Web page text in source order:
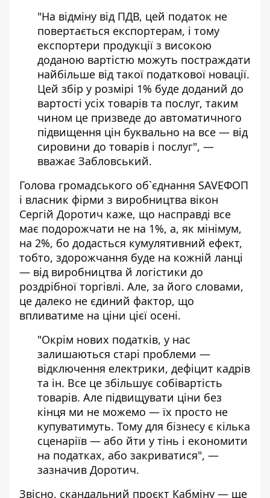
"На відміну від ПДВ, цей податок не
повертається експортерам, і тому
експортери продукції з високою
доданою вартістю можуть постраждати
найбільше від такої податкової новації.
Цей збір у розмірі 1% буде доданий до
вартості усіх товарів та послуг, таким
чином це призведе до автоматичного
підвищення цін буквально на все — від
сировини до товарів і послуг", —
вважає Забловський.
Голова громадського об`єднання SAVEФОП
і власник фірми з виробництва вікон
Сергій Доротич каже, що насправді все
має подорожчати не на 1%, а, як мінімум,
на 2%, бо додасться кумулятивний ефект,
тобто, здорожчання буде на кожній ланці
— від виробництва й логістики до
роздрібної торгівлі. Але, за його словами,
це далеко не єдиний фактор, що
впливатиме на ціни цієї осені.
"Окрім нових податків, у нас
залишаються старі проблеми —
відключення електрики, дефіцит кадрів
та ін. Все це збільшує собівартість
товарів. Але підвищувати ціни без
кінця ми не можемо — їх просто не
купуватимуть. Тому для бізнесу є кілька
сценаріїв — або йти у тінь і економити
на податках, або закриватися", —
зазначив Доротич.
Звісно, скандальний проєкт Кабміну — ще